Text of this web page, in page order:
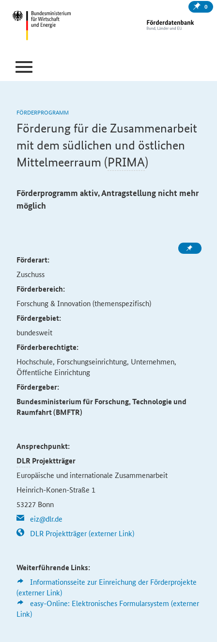
0
FÖRDERPROGRAMM
Förderung für die Zusammenarbeit
mit dem südlichen und östlichen
Mittelmeerraum (PRIMA)
Förderprogramm aktiv, Antragstellung nicht mehr
möglich
Förderart:
Zuschuss
Förderbereich:
Forschung & Innovation (themenspezifisch)
Fördergebiet:
bundesweit
Förderberechtigte:
Hochschule, Forschungseinrichtung, Unternehmen,
Öffentliche Einrichtung
Fördergeber:
Bundesministerium für Forschung, Technologie und
Raumfahrt (BMFTR)
Ansprechpunkt:
DLR Projektträger
Europäische und internationale Zusammenarbeit
Heinrich-Konen-Straße 1
53227 Bonn
eiz@dlr.de
DLR Projektträger (externer Link)
Weiterführende Links:
Informationsseite zur Einreichung der Förderprojekte
(externer Link)
easy-Online: Elektronisches Formularsystem (externer
Link)